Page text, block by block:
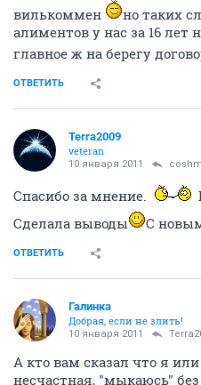
вилькоммен
но таких
алиментов у нас за 16 лет
главное ж на берегу
ОТВЕТИТЬ
Terra2009
veteran
10 января 2011
Спасибо за мнение.
Сделала выводы
С
ОТВЕТИТЬ
Галинка
Добрая, если не злить!
10 января 2011
А кто вам сказал что я
несчастная, "мыкаюсь"